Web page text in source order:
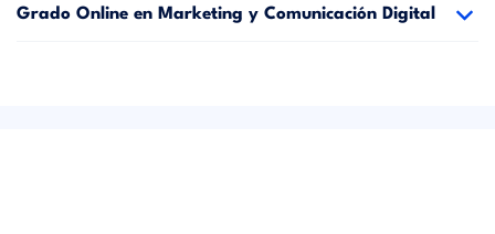
Grado Online en Marketing y Comunicación Digital